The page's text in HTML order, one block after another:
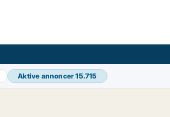
Aktive annoncer15.715